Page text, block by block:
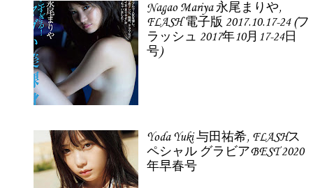
Nagao Mariya 永尾まりや,
FLASH 電子版 2017.10.17-24 (フ
ラッシュ 2017年10月17-24日
号)
Yoda Yuki 与田祐希, FLASHス
ペシャル グラビアBEST 2020
年早春号